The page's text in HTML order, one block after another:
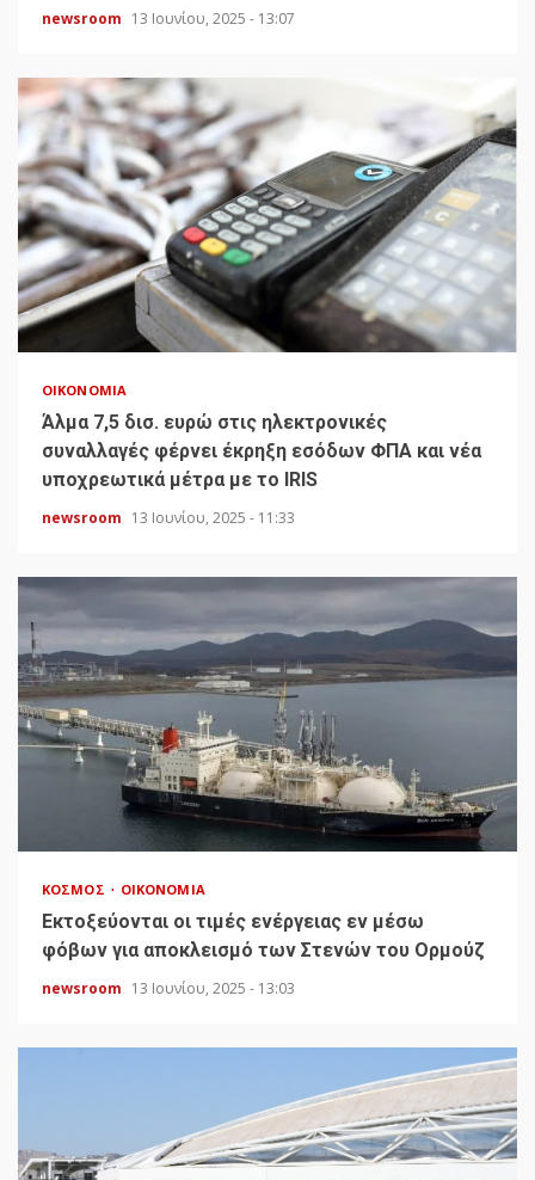
newsroom 13 Ιουνίου, 2025 - 13:07
ΟΙΚΟΝΟΜΊΑ
Άλμα 7,5 δισ. ευρώ στις ηλεκτρονικές
συναλλαγές φέρνει έκρηξη εσόδων ΦΠΑ και νέα
υποχρεωτικά μέτρα με το IRIS
newsroom 13 Ιουνίου, 2025 - 11:33
ΚΌΣΜΟΣ ΟΙΚΟΝΟΜΊΑ
Εκτοξεύονται οι τιμές ενέργειας εν μέσω
φόβων για αποκλεισμό των Στενών του Ορμούζ
newsroom 13 Ιουνίου, 2025 - 13:03